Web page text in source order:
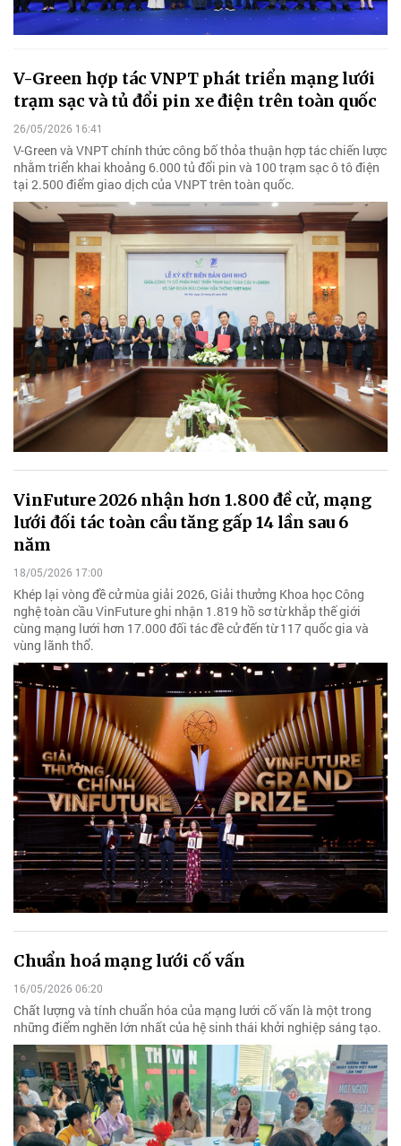
V-Green hợp tác VNPT phát triển mạng lưới
trạm sạc và tủ đổi pin xe điện trên toàn quốc
26/05/2026 16:41
V-Green và VNPT chính thức công bố thỏa thuận hợp tác chiến lược
nhằm triển khai khoảng 6.000 tủ đổi pin và 100 trạm sạc ô tô điện
tại 2.500 điểm giao dịch của VNPT trên toàn quốc.
VinFuture 2026 nhận hơn 1.800 đề cử, mạng
lưới đối tác toàn cầu tăng gấp 14 lần sau 6
năm
18/05/2026 17:00
Khép lại vòng đề cử mùa giải 2026, Giải thưởng Khoa học Công
nghệ toàn cầu VinFuture ghi nhận 1.819 hồ sơ từ khắp thế giới
cùng mạng lưới hơn 17.000 đối tác đề cử đến từ 117 quốc gia và
vùng lãnh thổ.
Chuẩn hoá mạng lưới cố vấn
16/05/2026 06:20
Chất lượng và tính chuẩn hóa của mạng lưới cố vấn là một trong
những điểm nghẽn lớn nhất của hệ sinh thái khởi nghiệp sáng tạo.